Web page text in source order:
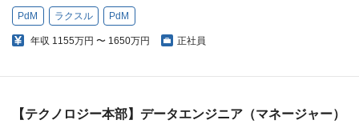
PdM ラクスル PdM
年収 1155万円 〜 1650万円 正社員
【テクノロジー本部】データエンジニア（マネージャー）